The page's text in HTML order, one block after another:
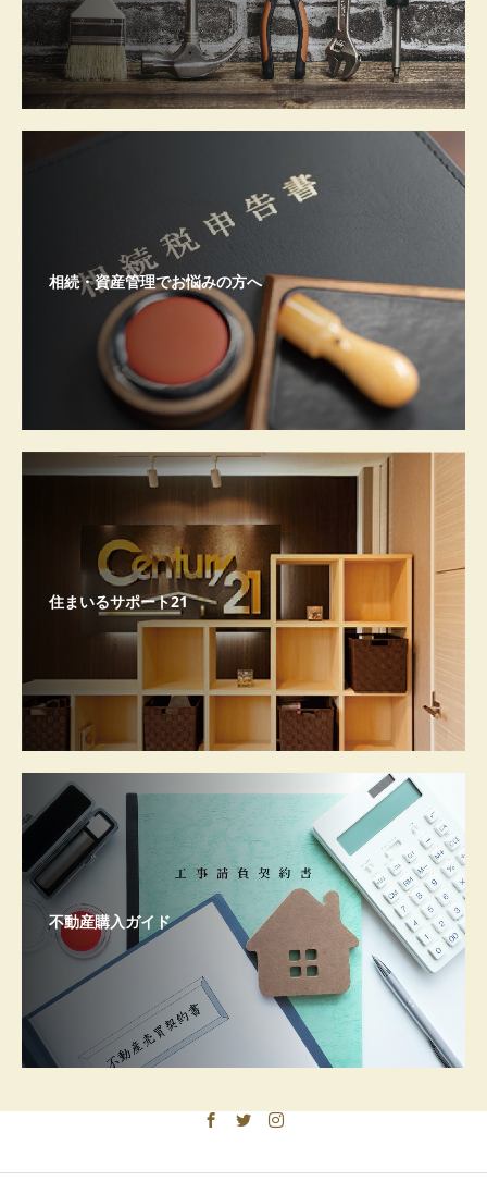
相続・資産管理でお悩みの方へ
住まいるサポート21
不動産購入ガイド